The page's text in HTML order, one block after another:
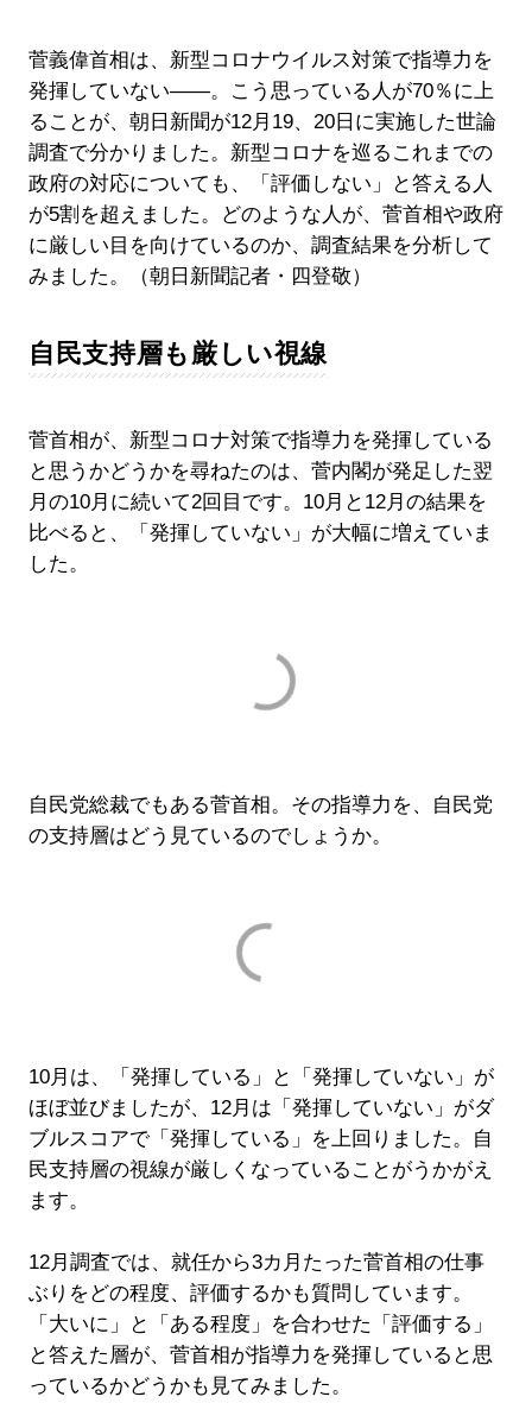
菅義偉首相は、新型コロナウイルス対策で指導力を
発揮していない――。こう思っている人が70％に上
ることが、朝日新聞が12月19、20日に実施した世論
調査で分かりました。新型コロナを巡るこれまでの
政府の対応についても、「評価しない」と答える人
が5割を超えました。どのような人が、菅首相や政府
に厳しい目を向けているのか、調査結果を分析して
みました。（朝日新聞記者・四登敬）
自民支持層も厳しい視線
菅首相が、新型コロナ対策で指導力を発揮している
と思うかどうかを尋ねたのは、菅内閣が発足した翌
月の10月に続いて2回目です。10月と12月の結果を
比べると、「発揮していない」が大幅に増えていま
した。
自民党総裁でもある菅首相。その指導力を、自民党
の支持層はどう見ているのでしょうか。
10月は、「発揮している」と「発揮していない」が
ほぼ並びましたが、12月は「発揮していない」がダ
ブルスコアで「発揮している」を上回りました。自
民支持層の視線が厳しくなっていることがうかがえ
ます。
12月調査では、就任から3カ月たった菅首相の仕事
ぶりをどの程度、評価するかも質問しています。
「大いに」と「ある程度」を合わせた「評価する」
と答えた層が、菅首相が指導力を発揮していると思
っているかどうかも見てみました。